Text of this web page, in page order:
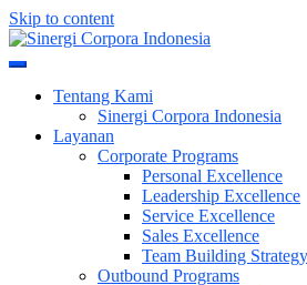
Skip to content
Sinergi Corpora
Tentang Kami
Sinergi Corpora Indonesia
Layanan
Corporate Programs
Personal Excellence
Leadership Excellence
Service Excellence
Sales Excellence
Team Building Strategy
Outbound Programs